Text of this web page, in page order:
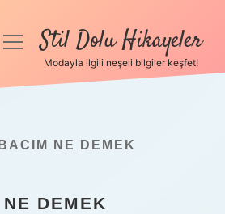
menüyüStil Dolu Hikayeler
Modayla ilgili neşeli bilgiler keşfet!
NE DEMEK
DEMEK